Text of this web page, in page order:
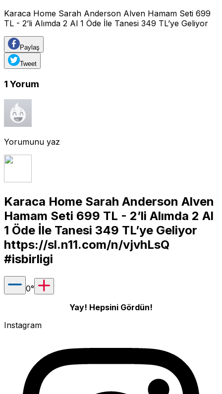
Karaca Home Sarah Anderson Alven Hamam Seti 699
TL - 2’li Alımda 2 Al 1 Öde İle Tanesi 349 TL’ye Geliyor
Paylaş
Tweet
1 Yorum
Yorumunu yaz
Karaca Home Sarah Anderson Alven
Hamam Seti 699 TL - 2’li Alımda 2 Al
1 Öde İle Tanesi 349 TL’ye Geliyor
https://sl.n11.com/n/vjvhLsQ
#isbirligi
0°
Yay! Hepsini Gördün!
Instagram